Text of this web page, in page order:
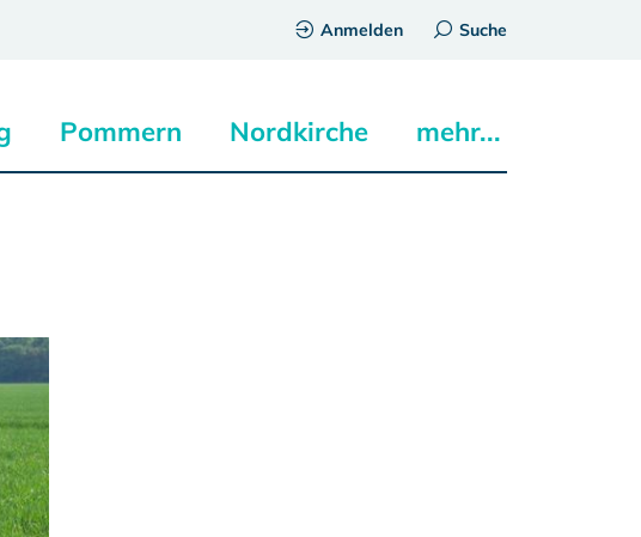
Anmelden Suche
Pommern Nordkirche mehr...